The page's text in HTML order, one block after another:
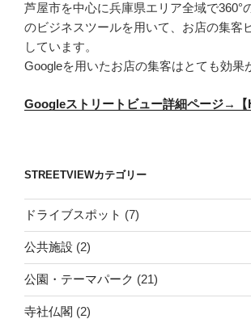
芦屋市を中心に兵庫県エリア全域で360°
のビジネスツールを用いて、お店の集客
しています。
Googleを用いたお店の集客はとても効果
Googleストリートビュー詳細ページ→【
STREETVIEWカテゴリー
ドライブスポット (7)
公共施設 (2)
公園・テーマパーク (21)
寺社仏閣 (2)